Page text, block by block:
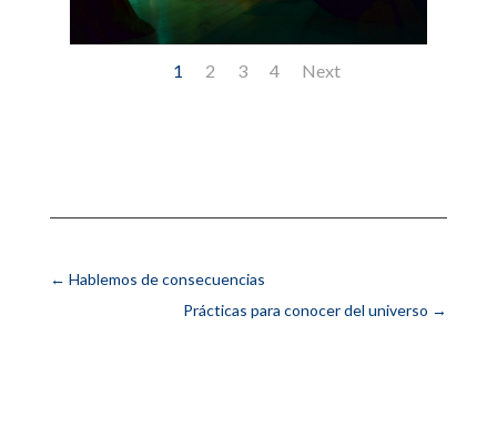
1 2 3 4 Next
← Hablemos de consecuencias
Prácticas para conocer del universo →